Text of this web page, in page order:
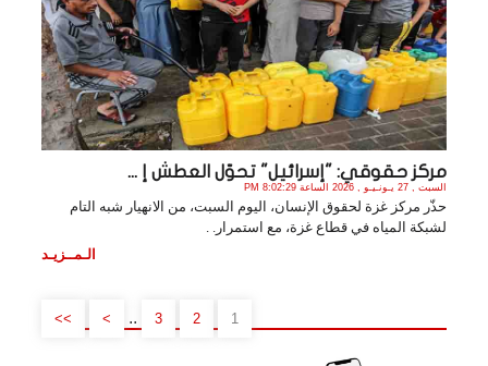
مركز حقوقي: "إسرائيل" تحوّل العطش إ ...
السبت , 27 يـونـيـو , 2026 الساعة 8:02:29 PM
حذّر مركز غزة لحقوق الإنسان، اليوم السبت، من الانهيار شبه التام
لشبكة المياه في قطاع غزة، مع استمرار. .
الـمــزيـد
1
2
3
..
>
>>